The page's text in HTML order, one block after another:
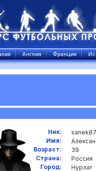
Англия Франция
Ник:
Имя:
Возраст:
39
Страна:
Россия
Город:
Нурлат